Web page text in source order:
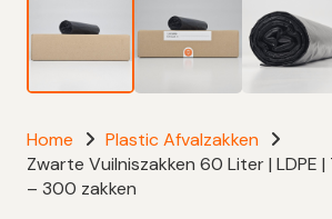
Home
Plastic Afvalzakken
Zwarte Vuilniszakken 60 Liter | LDPE
– 300 zakken